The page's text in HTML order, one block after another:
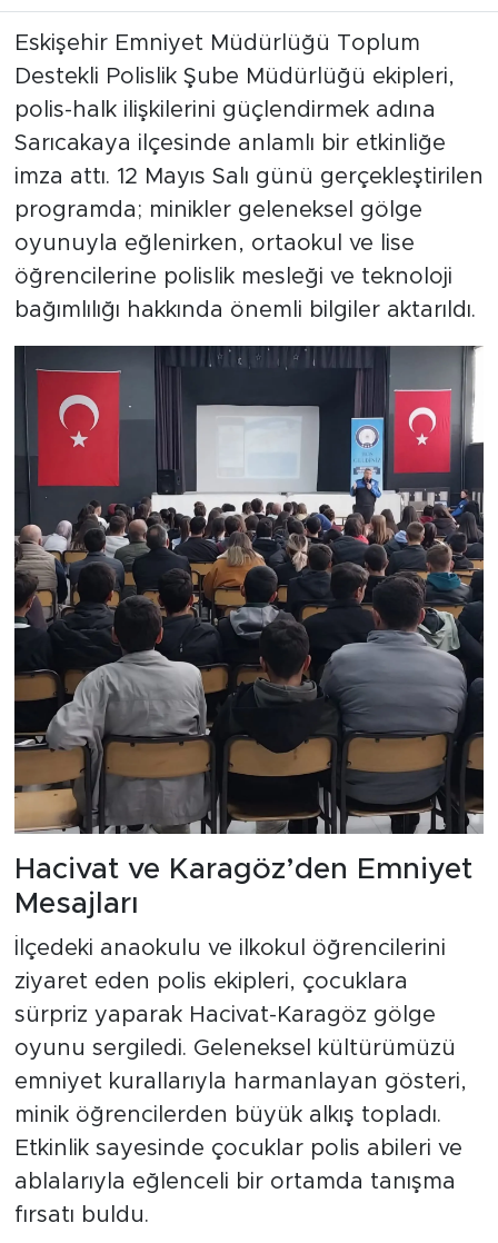
Eskişehir Emniyet Müdürlüğü Toplum
Destekli Polislik Şube Müdürlüğü ekipleri,
polis-halk ilişkilerini güçlendirmek adına
Sarıcakaya ilçesinde anlamlı bir etkinliğe
imza attı. 12 Mayıs Salı günü gerçekleştirilen
programda; minikler geleneksel gölge
oyunuyla eğlenirken, ortaokul ve lise
öğrencilerine polislik mesleği ve teknoloji
bağımlılığı hakkında önemli bilgiler aktarıldı.
Hacivat ve Karagöz’den Emniyet
Mesajları
İlçedeki anaokulu ve ilkokul öğrencilerini
ziyaret eden polis ekipleri, çocuklara
sürpriz yaparak Hacivat-Karagöz gölge
oyunu sergiledi. Geleneksel kültürümüzü
emniyet kurallarıyla harmanlayan gösteri,
minik öğrencilerden büyük alkış topladı.
Etkinlik sayesinde çocuklar polis abileri ve
ablalarıyla eğlenceli bir ortamda tanışma
fırsatı buldu.